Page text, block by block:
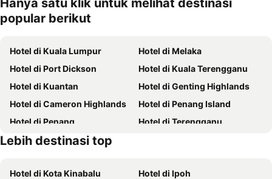
n
Hanya satu klik untuk melihat destinasi
popular berikut
Hotel di Kuala Lumpur
Hotel di Melaka
Hotel di Port Dickson
Hotel di Kuala Terengganu
Hotel di Kuantan
Hotel di Genting Highlands
Hotel di Cameron Highlands
Hotel di Penang Island
Hotel di Penang
Hotel di Terengganu
Hotel di Batam
Lebih destinasi top
Hotel di Kota Kinabalu
Hotel di Ipoh